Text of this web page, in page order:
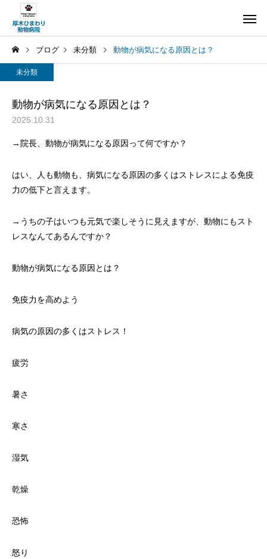
ブログ 未分類 動物が病気になる原因とは？
未分類
動物が病気になる原因とは？
2025.10.31
→院長、動物が病気になる原因って何ですか？
はい、人も動物も、病気になる原因の多くはストレスによる免疫
力の低下と言えます。
→うちの子はいつも元気で楽しそうに見えますが、動物にもスト
レスなんてあるんですか？
動物が病気になる原因とは？
免疫力を高めよう
病気の原因の多くはストレス！
疲労
暑さ
寒さ
湿気
乾燥
恐怖
怒り